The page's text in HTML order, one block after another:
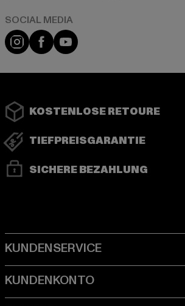
Instagram
FacebookYouTube
KOSTENLOSE RETOURE
TIEFPREISGARANTIE
SICHERE BEZAHLUNG